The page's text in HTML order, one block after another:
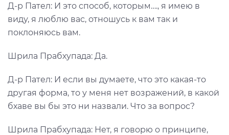
Д-р Пател: И это способ, которым…., я имею в
виду, я люблю вас, отношусь к вам так и
поклоняюсь вам.
Шрила Прабхупада: Да.
Д-р Пател: И если вы думаете, что это какая-то
другая форма, то у меня нет возражений, в какой
бхаве вы бы это ни назвали. Что за вопрос?
Шрила Прабхупада: Нет, я говорю о принципе,